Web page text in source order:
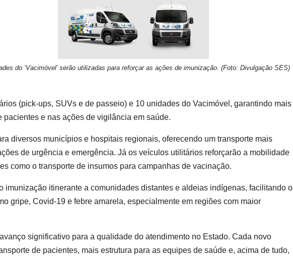
do ‘Vacimóvel’ serão utilizadas para reforçar as ações de imunização. (Foto: Divulgação SES)
(pick-ups, SUVs e de passeio) e 10 unidades do Vacimóvel, garantindo mais
pacientes e nas ações de vigilância em saúde.
diversos municípios e hospitais regionais, oferecendo um transporte mais
de urgência e emergência. Já os veículos utilitários reforçarão a mobilidade
como o transporte de insumos para campanhas de vacinação.
imunização itinerante a comunidades distantes e aldeias indígenas, facilitando o
gripe, Covid-19 e febre amarela, especialmente em regiões com maior
significativo para a qualidade do atendimento no Estado. Cada novo
de pacientes, mais estrutura para as equipes de saúde e, acima de tudo,